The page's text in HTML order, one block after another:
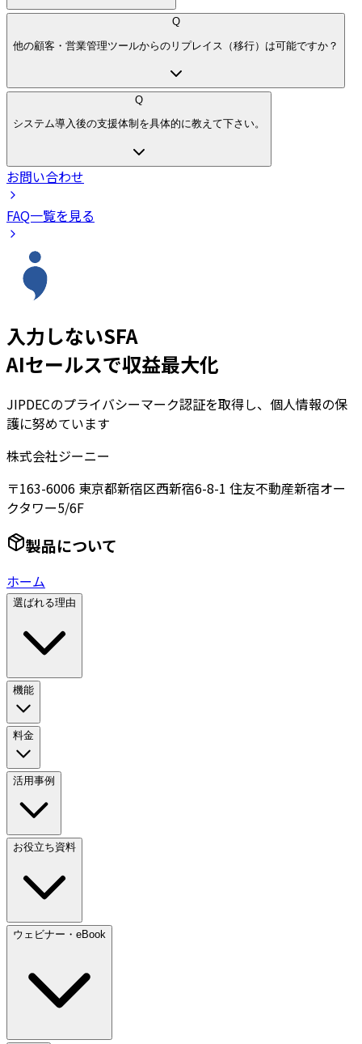
Q
他の顧客・営業管理ツールからのリプレイス（移行）は可能ですか？
Q
システム導入後の支援体制を具体的に教えて下さい。
お問い合わせ
FAQ一覧を見る
入力しないSFA
AIセールスで収益最大化
JIPDECのプライバシーマーク認証を取得し、個人情報の保
護に努めています
株式会社ジーニー
〒163-6006 東京都新宿区西新宿6-8-1 住友不動産新宿オー
クタワー5/6F
製品について
ホーム
選ばれる理由
機能
料金
活用事例
お役立ち資料
ウェビナー・eBook